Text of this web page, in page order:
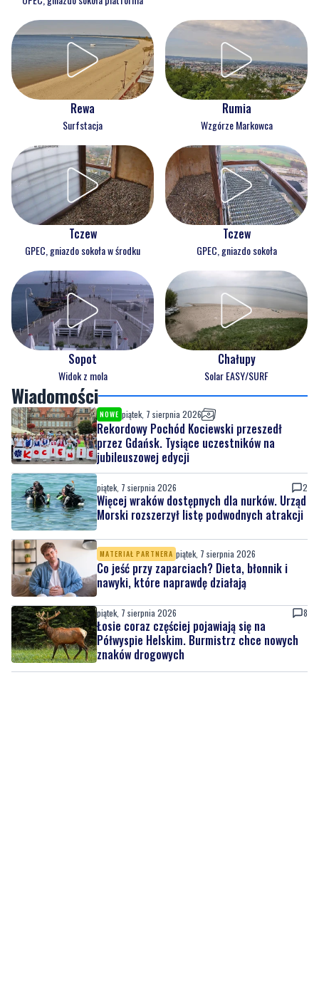
Rewa
Surfstacja
Rumia
Wzgórze Markowca
Tczew
GPEC, gniazdo sokoła w środku
Tczew
GPEC, gniazdo sokoła
Sopot
Widok z mola
Chałupy
Solar EASY/SURF
Wiadomości
NOWE piątek, 7 sierpnia 2026
Rekordowy Pochód Kociewski przeszedł
przez Gdańsk. Tysiące uczestników na
jubileuszowej edycji
piątek, 7 sierpnia 2026 2
Więcej wraków dostępnych dla nurków. Urząd
Morski rozszerzył listę podwodnych atrakcji
MATERIAŁ PARTNERA piątek, 7 sierpnia 2026
Co jeść przy zaparciach? Dieta, błonnik i
nawyki, które naprawdę działają
piątek, 7 sierpnia 2026 8
Łosie coraz częściej pojawiają się na
Półwyspie Helskim. Burmistrz chce nowych
znaków drogowych